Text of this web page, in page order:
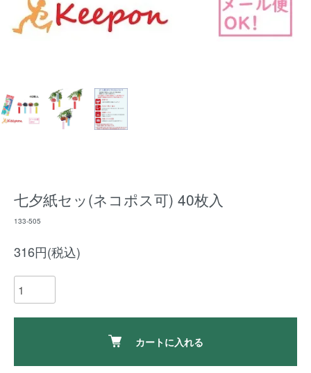
七夕紙セッ(ネコポス可) 40枚入
133-505
316円(税込)
カートに入れる